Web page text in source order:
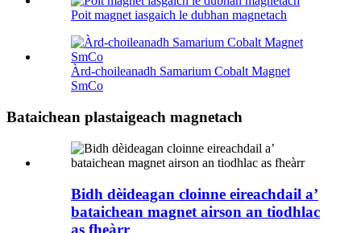
Poit magnet iasgaich le dubhan magnetach
Àrd-choileanadh Samarium Cobalt Magnet
SmCo
Bataichean plastaigeach magnetach
Bidh dèideagan cloinne eireachdail a’
bataichean magnet airson an tiodhlac
as fheàrr